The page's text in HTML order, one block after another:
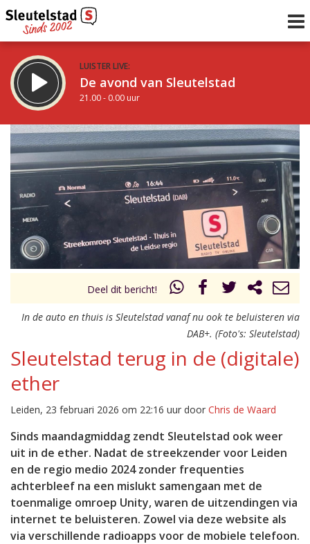
LUISTER LIVE:
De avond van Sleutelstad
21.00 - 0.00 uur
STRAKS:
De nacht van Sleutelstad
0.00 - 6.00 uur
Vorig uur
uur 1 van 0 Volgend uur
Deel dit bericht!
In de auto en thuis is Sleutelstad vanaf nu ook te beluisteren via
DAB+. (Foto's: Sleutelstad)
Sleutelstad terug in de (digitale)
ether
Leiden, 23 februari 2026 om 22:16 uur door Chris de Waard
Sinds maandagmiddag zendt Sleutelstad ook weer
uit in de ether. Nadat de streekzender voor Leiden
en de regio medio 2024 zonder frequenties
achterbleef na een mislukt samengaan met de
toenmalige omroep Unity, waren de uitzendingen via
internet te beluisteren. Zowel via deze website als
via verschillende radioapps voor de mobiele telefoon.